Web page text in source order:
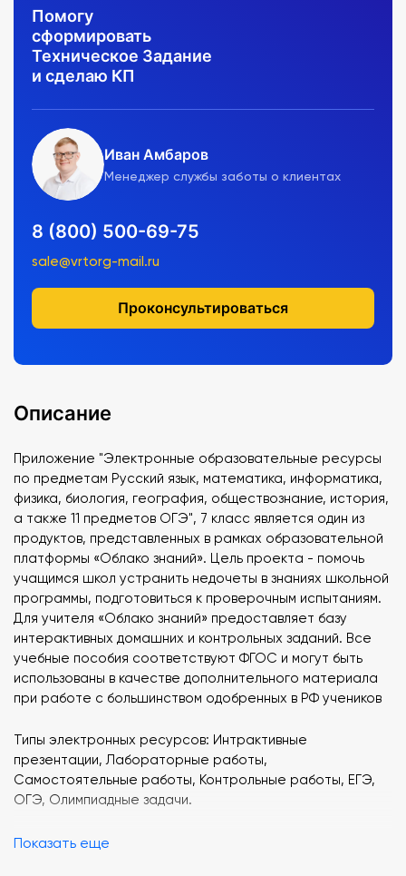
Помогу
сформировать
Техническое Задание
и сделаю КП
Иван Амбаров
Менеджер службы заботы о клиентах
8 (800) 500-69-75
sale@vrtorg-mail.ru
Проконсультироваться
Описание
Приложение "Электронные образовательные ресурсы
по предметам Русский язык, математика, информатика,
физика, биология, география, обществознание, история,
а также 11 предметов ОГЭ", 7 класс является один из
продуктов, представленных в рамках образовательной
платформы «Облако знаний». Цель проекта - помочь
учащимся школ устранить недочеты в знаниях школьной
программы, подготовиться к проверочным испытаниям.
Для учителя «Облако знаний» предоставляет базу
интерактивных домашних и контрольных заданий. Все
учебные пособия соответствуют ФГОС и могут быть
использованы в качестве дополнительного материала
при работе с большинством одобренных в РФ учеников
Типы электронных ресурсов: Интрактивные
презентации, Лабораторные работы,
Самостоятельные работы, Контрольные работы, ЕГЭ,
ОГЭ, Олимпиадные задачи.
Операционная система
Показать еще